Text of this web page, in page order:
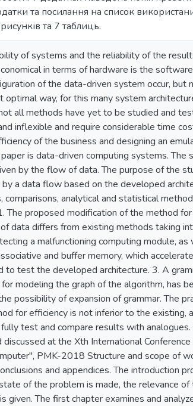
та посилання на список
та 7 таблиць.
of systems and the reliability of the
in terms of hardware is the
of the data-driven system occur, but
way, for this many system
all methods have yet to be studied and
inflexible and require considerable time
of the business and designing an
is data-driven computing systems. The
by the flow of data. The purpose of the
a data flow based on the developed
analytical and statistical
proposed modification of the method
data differs from existing methods taking
a malfunctioning computing module,
and buffer memory, which
test the developed architecture. 3. A
modeling the graph of the algorithm, has
possibility of expansion of grammar. The
for efficiency is not inferior to the existing,
test and compare results with
at the Xth International
PMK-2018 Structure and scope of
and appendices. The introduction
of the problem is made, the relevance of
The first chapter examines and